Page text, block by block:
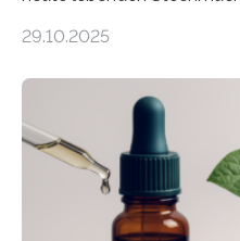
Forschende die bisher
Region Kachin in Myanmar
ausgezeichnetem Zustand
Art einer neuen Gattung
nun den Namen
fossile Nachweis einer
stellt gleichzeitig den
29.10.2025